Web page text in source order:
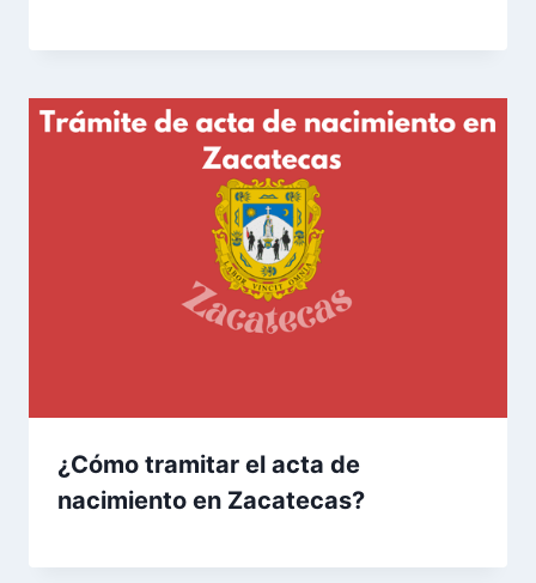
¿Cómo tramitar el acta de
nacimiento en Zacatecas?